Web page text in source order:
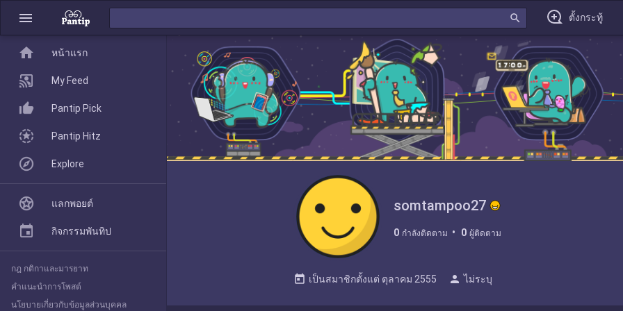
menu search ตั้งกระทู้
somtampoo27
0 กำลังติดตาม 0 ผู้ติดตาม
today เป็นสมาชิกตั้งแต่ ตุลาคม 2555 person ไม่ระบุ
home
Pantip Pick
Explore
home หน้าแรก
My Feed
Pantip Pick
Pantip Hitz
Explore
แลกพอยต์
กิจกรรมพันทิป
กฎ กติกาและมารยาท
คำแนะนำการโพสต์
นโยบายเกี่ยวกับข้อมูลส่วนบุคคล